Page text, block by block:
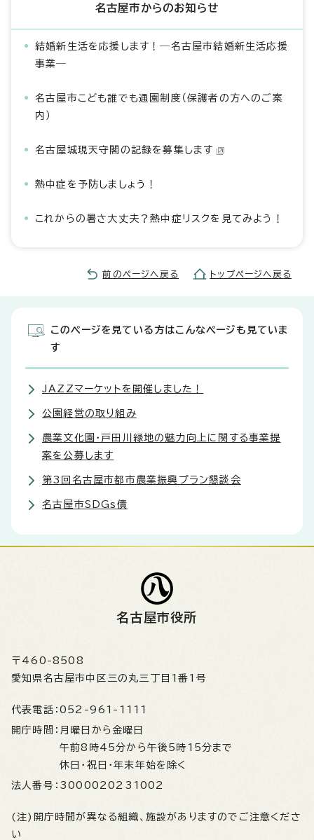
名古屋市からのお知らせ
結婚新生活を応援します！―名古屋市結婚新生活応援
事業―
名古屋市こども誰でも通園制度（保護者の方へのご案
内）
名古屋城現天守閣の記録を募集します
熱中症を予防しましょう！
これからの暑さ大丈夫？熱中症リスクを見てみよう！
前のページへ戻る トップページへ戻る
このページを見ている方はこんなページも見ていま
す
JAZZマーケットを開催しました！
公園経営の取り組み
農業文化園・戸田川緑地の魅力向上に関する事業提
案を公募します
第3回名古屋市都市農業振興プラン懇談会
名古屋市SDGs債
名古屋市役所
〒460-8508
愛知県名古屋市中区三の丸三丁目1番1号
代表電話： 052-961-1111
開庁時間： 月曜日から金曜日
午前8時45分から午後5時15分まで
休日・祝日・年末年始を除く
法人番号： 3000020231002
(注)開庁時間が異なる組織、施設がありますのでご注意くださ
い